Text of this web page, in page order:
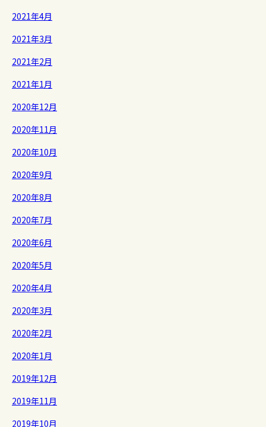
2021年4月
2021年3月
2021年2月
2021年1月
2020年12月
2020年11月
2020年10月
2020年9月
2020年8月
2020年7月
2020年6月
2020年5月
2020年4月
2020年3月
2020年2月
2020年1月
2019年12月
2019年11月
2019年10月